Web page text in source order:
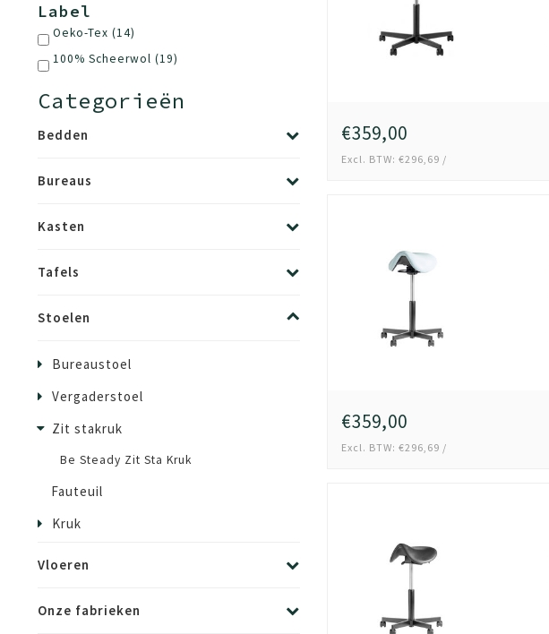
Label
Oeko-Tex (14)
100% Scheerwol (19)
Categorieën
Bedden
Bureaus
Kasten
Tafels
Stoelen
Bureaustoel
Vergaderstoel
Zit stakruk
Be Steady Zit Sta Kruk
Fauteuil
Kruk
Vloeren
Onze fabrieken
€359,00
Excl. BTW: €296,69 /
€359,00
Excl. BTW: €296,69 /